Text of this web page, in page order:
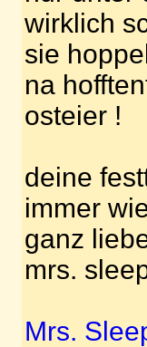
wirklich
sie
na
osteier !
deine
immer
ganz
mrs.
Mrs.